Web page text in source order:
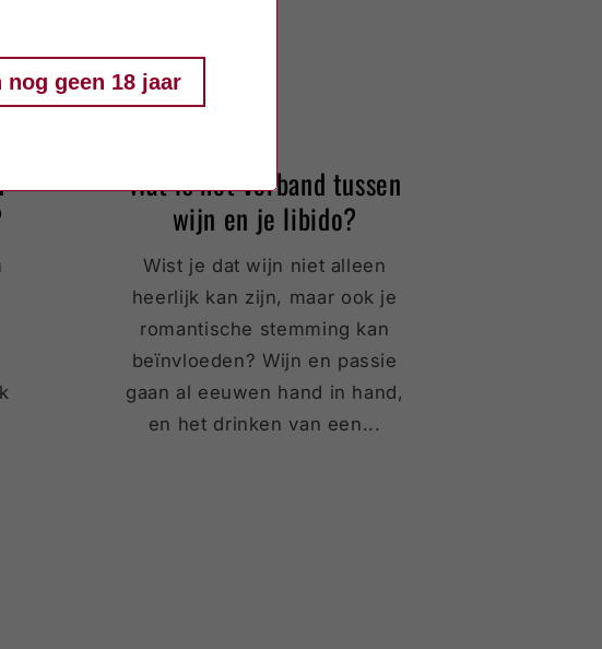
Wat is het verband tussen
wijn en je libido?
Wist je dat wijn niet alleen
heerlijk kan zijn, maar ook je
romantische stemming kan
beïnvloeden? Wijn en passie
gaan al eeuwen hand in hand,
en het drinken van een...
nog geen 18 jaar